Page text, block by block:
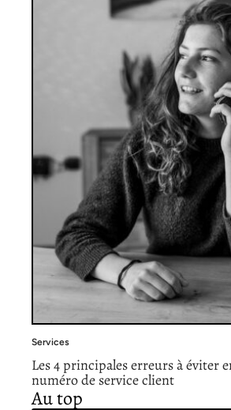
Services
Les 4 principales erreurs à éviter
numéro de service client
Au top